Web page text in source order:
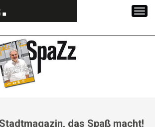
das Spaß macht!